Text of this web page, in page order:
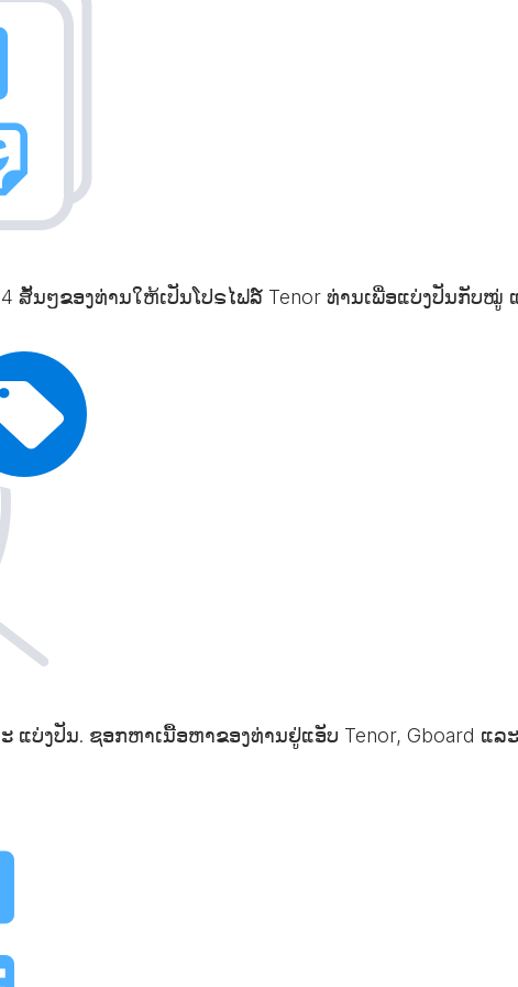
ສັ້ນໆຂອງທ່ານໃຫ້ເປັນໂປຣໄຟລ໌ Tenor ທ່ານເພື່ອແບ່ງປັນກັບໝູ່
ແບ່ງປັນ. ຊອກຫາເນື້ອຫາຂອງທ່ານຢູ່ແອັບ Tenor, Gboard ແ